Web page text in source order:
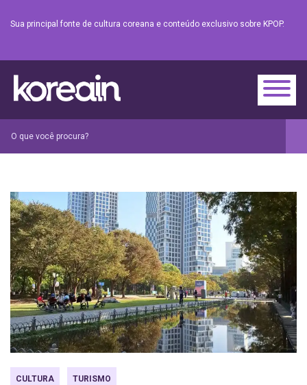
Sua principal fonte de cultura coreana e conteúdo exclusivo sobre KPOP.
CULTURA TURISMO